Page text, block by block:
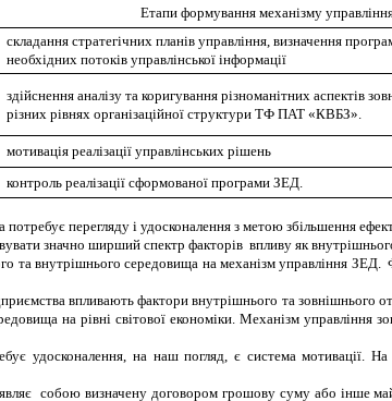
Етапи формування механізму
складання стратегічних планів управління, визначення
необхідних потоків управлінської інформації
здійснення аналізу та коригування різноманітних аспектів
різних рівнях організаційної структури ТФ ПАТ «КВБЗ».
мотивація реалізації управлінських рішень
контроль реалізації сформованої програми ЗЕД.
перегляду і удосконалення з метою збільшення
значно ширший спектр факторів впливу як
та внутрішнього середовища на механізм управління
впливають фактори внутрішнього та зовнішнього
на рівні світової економіки. Механізм
удосконалення, на наш погляд, є система
собою визначену договором грошову суму або інше